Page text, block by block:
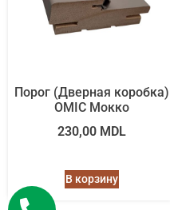
Порог (Дверная коробка)
OMIC Мокко
230,00 MDL
В корзину